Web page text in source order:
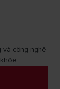
và công nghệ